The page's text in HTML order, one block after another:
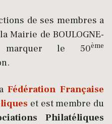
de ses membres a
Mairie de BOULOGNE-
marquer le 50ème
Fédération Française
et est membre du
Philatéliques